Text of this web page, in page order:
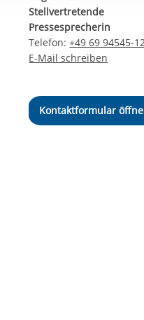
Bereitstellung
setzen wir
Stellvertretende
Pressesprecherin
Telefon:+49 69 94545-
E-Mail schreiben
Kontaktformular